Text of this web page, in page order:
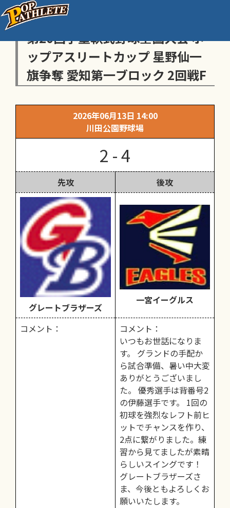
センス・トラストトーナメント
第20回学童軟式野球全国大会 ポ
ップアスリートカップ 星野仙一
旗争奪 愛知第一ブロック 2回戦F
2026年06月13日 14:00
川田公園野球場
2 - 4
先攻 後攻
グレートブラザーズ
一宮イーグルス
コメント：
コメント：
いつもお世話になりま
す。 グランドの手配か
ら試合準備、暑い中大変
ありがとうございまし
た。 優秀選手は背番号2
の伊藤選手です。 1回の
初球を強烈なレフト前ヒ
ットでチャンスを作り、
2点に繋がりました。練
習から見てましたが素晴
らしいスイングです！
グレートブラザーズさ
ま、今後ともよろしくお
願いいたします。